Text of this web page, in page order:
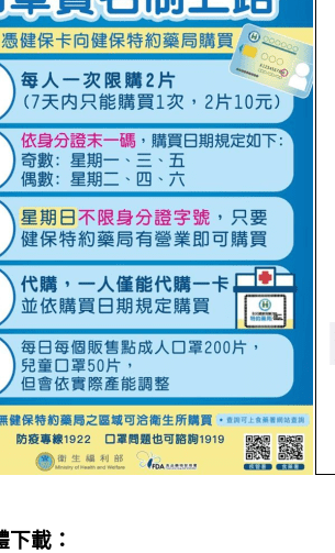
下載：